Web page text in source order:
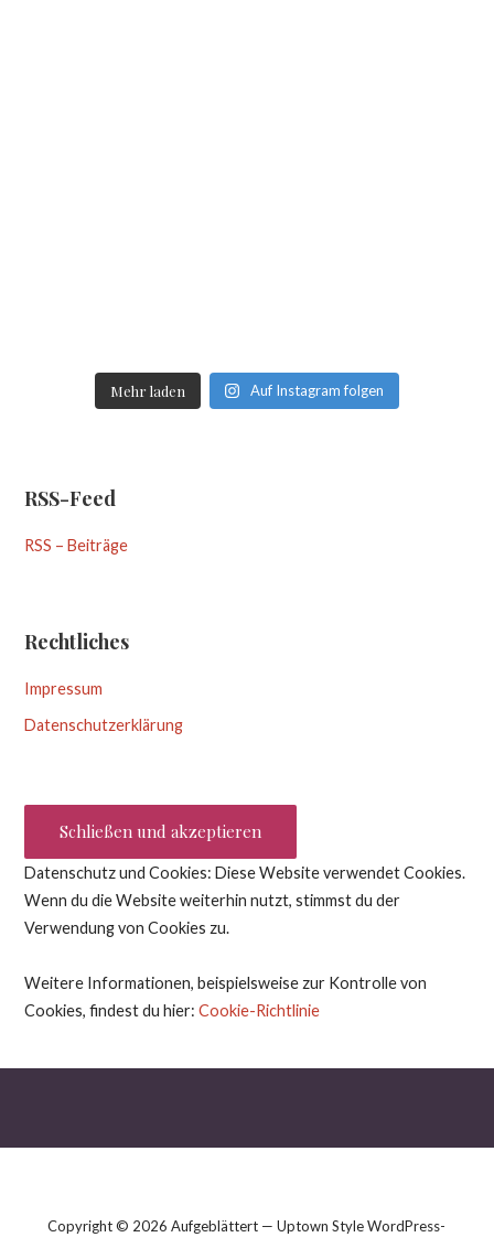
Mehr laden Auf Instagram folgen
RSS-Feed
RSS – Beiträge
Rechtliches
Impressum
Datenschutzerklärung
Datenschutz und Cookies: Diese Website verwendet Cookies.
Wenn du die Website weiterhin nutzt, stimmst du der
Verwendung von Cookies zu.
Weitere Informationen, beispielsweise zur Kontrolle von
Cookies, findest du hier:Cookie-Richtlinie
Copyright © 2026 Aufgeblättert — Uptown Style WordPress-